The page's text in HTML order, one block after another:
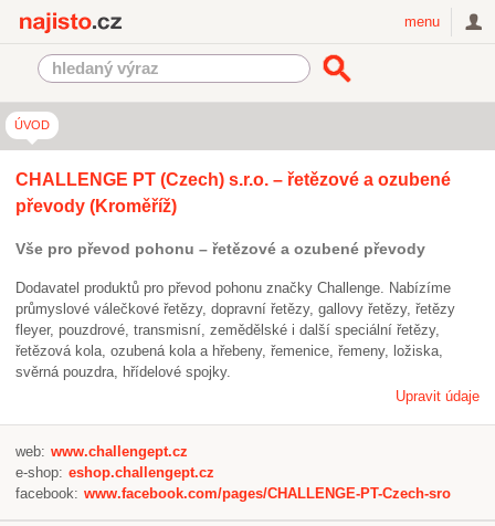
menu
ÚVOD
CHALLENGE PT (Czech) s.r.o. – řetězové a ozubené
převody (Kroměříž)
Vše pro převod pohonu – řetězové a ozubené převody
Dodavatel produktů pro převod pohonu značky Challenge. Nabízíme
průmyslové válečkové řetězy, dopravní řetězy, gallovy řetězy, řetězy
fleyer, pouzdrové, transmisní, zemědělské i další speciální řetězy,
řetězová kola, ozubená kola a hřebeny, řemenice, řemeny, ložiska,
svěrná pouzdra, hřídelové spojky.
Upravit údaje
web: www.challengept.cz
e-shop: eshop.challengept.cz
facebook: www.facebook.com/pages/CHALLENGE-PT-Czech-sro